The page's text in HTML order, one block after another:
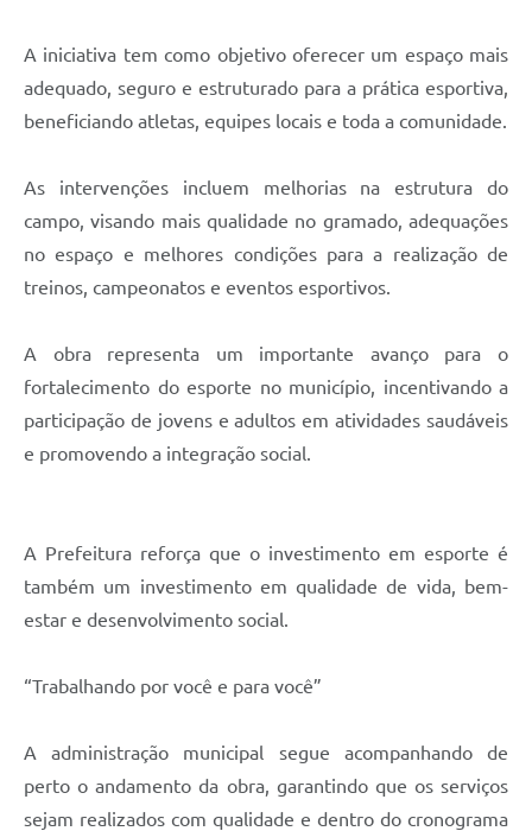
A iniciativa tem como objetivo oferecer um espaço mais
adequado, seguro e estruturado para a prática esportiva,
beneficiando atletas, equipes locais e toda a comunidade.
As intervenções incluem melhorias na estrutura do
campo, visando mais qualidade no gramado, adequações
no espaço e melhores condições para a realização de
treinos, campeonatos e eventos esportivos.
A obra representa um importante avanço para o
fortalecimento do esporte no município, incentivando a
participação de jovens e adultos em atividades saudáveis
e promovendo a integração social.
A Prefeitura reforça que o investimento em esporte é
também um investimento em qualidade de vida, bem-
estar e desenvolvimento social.
“Trabalhando por você e para você”
A administração municipal segue acompanhando de
perto o andamento da obra, garantindo que os serviços
sejam realizados com qualidade e dentro do cronograma